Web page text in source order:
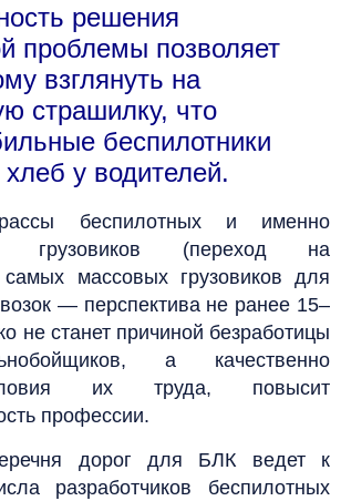
решения
проблемы позволяет
взглянуть на
страшилку, что
беспилотники
хлеб у водителей.
беспилотных и именно
грузовиков (переход на
самых массовых грузовиков для
— перспектива не ранее 15–
не станет причиной безработицы
а качественно
их труда, повысит
профессии.
дорог для БЛК ведет к
разработчиков беспилотных